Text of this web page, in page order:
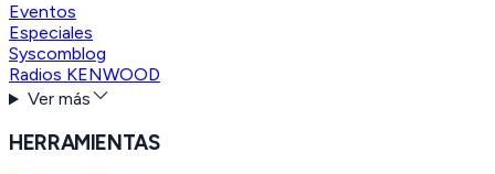
Eventos
Especiales
Syscomblog
Radios KENWOOD
Ver más
HERRAMIENTAS